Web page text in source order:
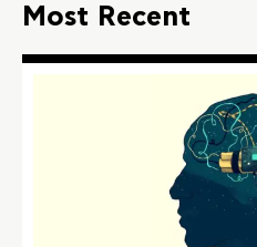
Most Recent